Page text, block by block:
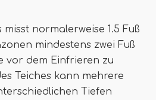
misst normalerweise 1.5 Fuß
mindestens zwei Fuß
vor dem Einfrieren zu
Teiches kann mehrere
Tiefen